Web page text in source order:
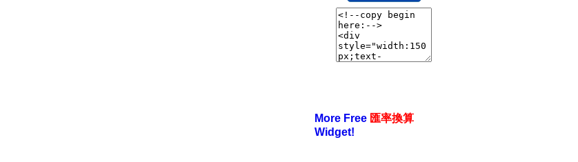
More Free 匯率換算
Widget!